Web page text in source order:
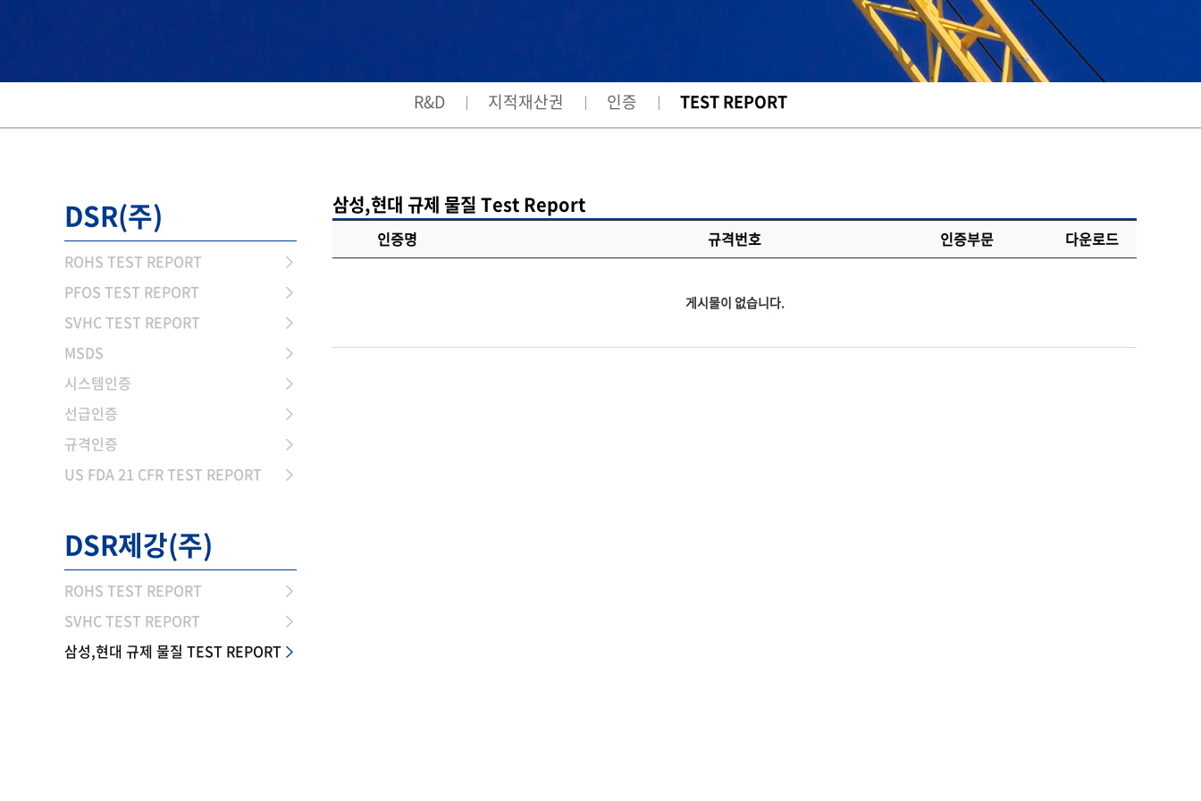
R&D 지적재산권 인증 TEST REPORT
DSR(주)
ROHS TEST REPORT
PFOS TEST REPORT
SVHC TEST REPORT
MSDS
시스템인증
선급인증
규격인증
US FDA 21 CFR TEST REPORT
DSR제강(주)
ROHS TEST REPORT
SVHC TEST REPORT
삼성,현대 규제 물질 TEST REPORT
삼성,현대 규제 물질 Test Report
인증명 규격번호 인증부문 다운로드
게시물이 없습니다.